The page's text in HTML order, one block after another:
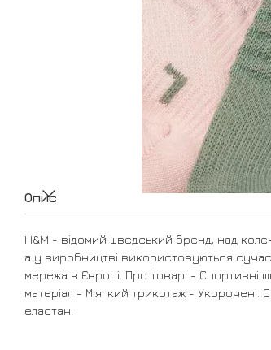
Опис
H&M - відомий шведський бренд, над
а у виробництві використовуються
мережа в Європі. Про товар: - Спортивні
матеріал - М'ягкий трикотаж - Укорочені.
еластан.